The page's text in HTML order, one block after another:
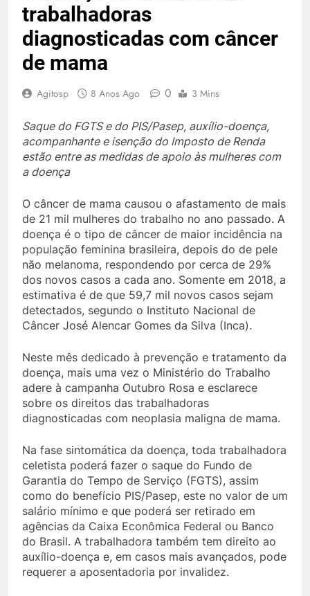
trabalhadoras
diagnosticadas com câncer
de mama
Agitosp 8 Anos Ago 0 3 Mins
Saque do FGTS e do PIS/Pasep, auxílio-doença,
acompanhante e isenção do Imposto de Renda
estão entre as medidas de apoio às mulheres com
a doença
O câncer de mama causou o afastamento de mais
de 21 mil mulheres do trabalho no ano passado. A
doença é o tipo de câncer de maior incidência na
população feminina brasileira, depois do de pele
não melanoma, respondendo por cerca de 29%
dos novos casos a cada ano. Somente em 2018, a
estimativa é de que 59,7 mil novos casos sejam
detectados, segundo o Instituto Nacional de
Câncer José Alencar Gomes da Silva (Inca).
Neste mês dedicado à prevenção e tratamento da
doença, mais uma vez o Ministério do Trabalho
adere à campanha Outubro Rosa e esclarece
sobre os direitos das trabalhadoras
diagnosticadas com neoplasia maligna de mama.
Na fase sintomática da doença, toda trabalhadora
celetista poderá fazer o saque do Fundo de
Garantia do Tempo de Serviço (FGTS), assim
como do benefício PIS/Pasep, este no valor de um
salário mínimo e que poderá ser retirado em
agências da Caixa Econômica Federal ou Banco
do Brasil. A trabalhadora também tem direito ao
auxílio-doença e, em casos mais avançados, pode
requerer a aposentadoria por invalidez.